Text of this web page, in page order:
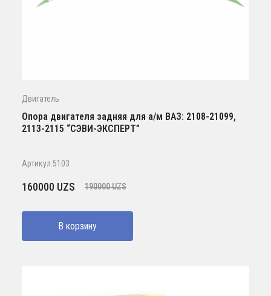
Двигатель
Опора двигателя задняя для а/м ВАЗ: 2108-21099,
2113-2115 “СЭВИ-ЭКСПЕРТ”
Артикул:5103
190000UZS
Первоначальная
составляла
190000 UZS.
160000 UZS
Текущая
160000 UZS.
В корзину